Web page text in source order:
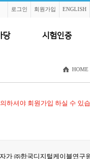
로그인 회원가입 ENGLISH
당 시험인증
HOME
하셔야 회원가입 하실 수 있